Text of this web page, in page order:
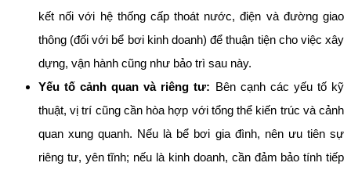
kết nối với hệ thống cấp thoát nước, điện và đường giao
thông (đối với bể bơi kinh doanh) để thuận tiện cho việc xây
dựng, vận hành cũng như bảo trì sau này.
Yếu tố cảnh quan và riêng tư: Bên cạnh các yếu tố kỹ
thuật, vị trí cũng cần hòa hợp với tổng thể kiến trúc và cảnh
quan xung quanh. Nếu là bể bơi gia đình, nên ưu tiên sự
riêng tư, yên tĩnh; nếu là kinh doanh, cần đảm bảo tính tiếp